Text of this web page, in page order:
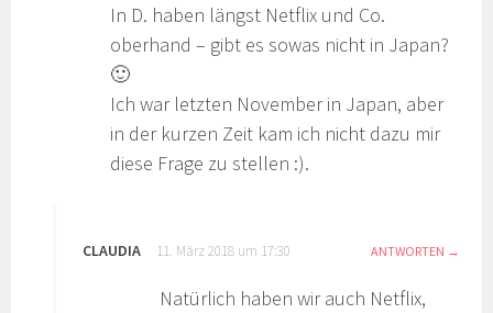
In D. haben längst Netflix und Co.
oberhand – gibt es sowas nicht in Japan?
🙂
Ich war letzten November in Japan, aber
in der kurzen Zeit kam ich nicht dazu mir
diese Frage zu stellen :).
CLAUDIA 11. März 2018 um 17:30 ANTWORTEN
Natürlich haben wir auch Netflix,